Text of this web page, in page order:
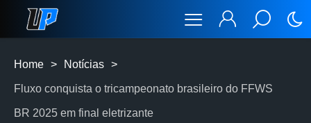
Home > Notícias >
Fluxo conquista o tricampeonato brasileiro do FFWS
BR 2025 em final eletrizante